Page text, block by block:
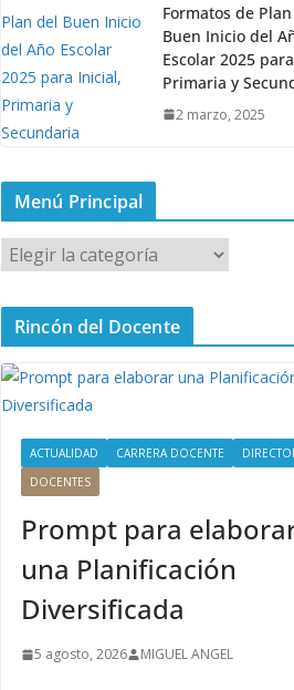
Formatos de
Buen Inicio del
Escolar 2025
Primaria y
2 marzo, 2025
Menú Principal
M
e
n
P
i
Rincón del Docente
ACTUALIDAD CARRERA DOCENTE
DOCENTES
Prompt para
una Planificación
Diversificada
5 agosto, 2026 MIGUEL ANGEL